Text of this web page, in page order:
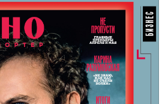
Канны онлайн
Сибириада